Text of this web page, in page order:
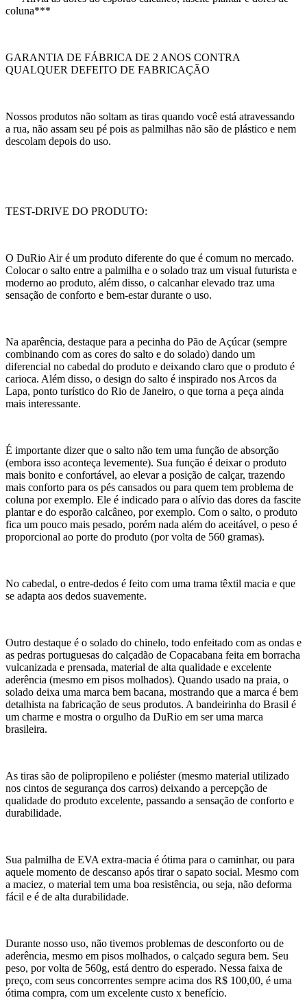
coluna***
GARANTIA DE FÁBRICA DE 2 ANOS CONTRA
QUALQUER DEFEITO DE FABRICAÇÃO
Nossos produtos não soltam as tiras quando você está atravessando
a rua, não assam seu pé pois as palmilhas não são de plástico e nem
descolam depois do uso.
TEST-DRIVE DO PRODUTO:
O DuRio Air é um produto diferente do que é comum no mercado.
Colocar o salto entre a palmilha e o solado traz um visual futurista e
moderno ao produto, além disso, o calcanhar elevado traz uma
sensação de conforto e bem-estar durante o uso.
Na aparência, destaque para a pecinha do Pão de Açúcar (sempre
combinando com as cores do salto e do solado) dando um
diferencial no cabedal do produto e deixando claro que o produto é
carioca. Além disso, o design do salto é inspirado nos Arcos da
Lapa, ponto turístico do Rio de Janeiro, o que torna a peça ainda
mais interessante.
É importante dizer que o salto não tem uma função de absorção
(embora isso aconteça levemente). Sua função é deixar o produto
mais bonito e confortável, ao elevar a posição de calçar, trazendo
mais conforto para os pés cansados ou para quem tem problema de
coluna por exemplo. Ele é indicado para o alívio das dores da fascite
plantar e do esporão calcâneo, por exemplo. Com o salto, o produto
fica um pouco mais pesado, porém nada além do aceitável, o peso é
proporcional ao porte do produto (por volta de 560 gramas).
No cabedal, o entre-dedos é feito com uma trama têxtil macia e que
se adapta aos dedos suavemente.
Outro destaque é o solado do chinelo, todo enfeitado com as ondas e
as pedras portuguesas do calçadão de Copacabana feita em borracha
vulcanizada e prensada, material de alta qualidade e excelente
aderência (mesmo em pisos molhados). Quando usado na praia, o
solado deixa uma marca bem bacana, mostrando que a marca é bem
detalhista na fabricação de seus produtos. A bandeirinha do Brasil é
um charme e mostra o orgulho da DuRio em ser uma marca
brasileira.
As tiras são de polipropileno e poliéster (mesmo material utilizado
nos cintos de segurança dos carros) deixando a percepção de
qualidade do produto excelente, passando a sensação de conforto e
durabilidade.
Sua palmilha de EVA extra-macia é ótima para o caminhar, ou para
aquele momento de descanso após tirar o sapato social. Mesmo com
a maciez, o material tem uma boa resistência, ou seja, não deforma
fácil e é de alta durabilidade.
Durante nosso uso, não tivemos problemas de desconforto ou de
aderência, mesmo em pisos molhados, o calçado segura bem. Seu
peso, por volta de 560g, está dentro do esperado. Nessa faixa de
preço, com seus concorrentes sempre acima dos R$ 100,00, é uma
ótima compra, com um excelente custo x benefício.